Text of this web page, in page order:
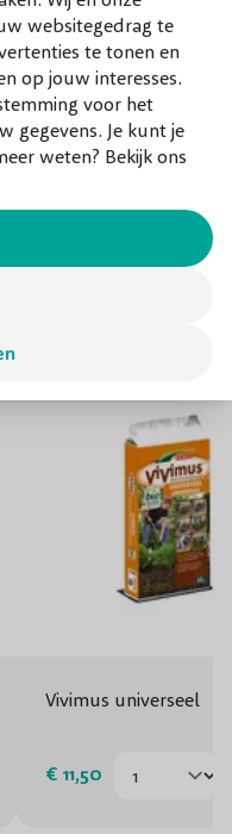
websitegedrag te
te tonen en
op jouw interesses.
voor het
gegevens. Je kunt je
weten? Bekijk ons
scheelt een hoop
‘Variegata’
zelf ook geen
een fantastische
tuinier!
Vivimus universeel
€ 11,50